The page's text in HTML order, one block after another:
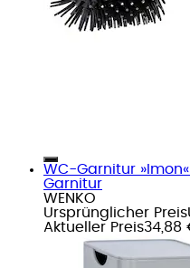
WC-Garnitur
Garnitur
WENKO
Ursprünglicher Preis
Aktueller Preis34,88